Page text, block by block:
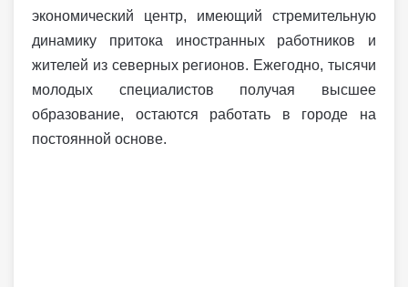
экономический центр, имеющий стремительную
динамику притока иностранных работников и
жителей из северных регионов. Ежегодно, тысячи
молодых специалистов получая высшее
образование, остаются работать в городе на
постоянной основе.